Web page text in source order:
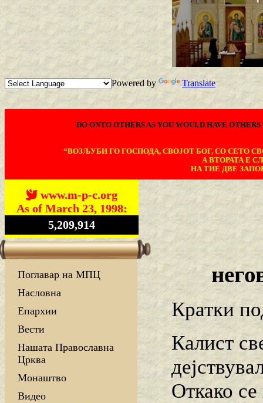
Powered by Translate
DO ONTO OTHERS AS YOU WOULD HAVE
“ВОЗЉУБИ ГО ГОСПОДА, СВОЈОТ БОГ, СО СЕТО
А ВТОРАТА Е
НА ТИЕ ДВЕ
www.m-p-c.org
As of March 23, 1998:
5,209,914
Поглавар на МПЦ
Насловна
Епархии
Вести
Нашата Православна
Црква
Монаштво
Видео
Кратки
Калист
Откако